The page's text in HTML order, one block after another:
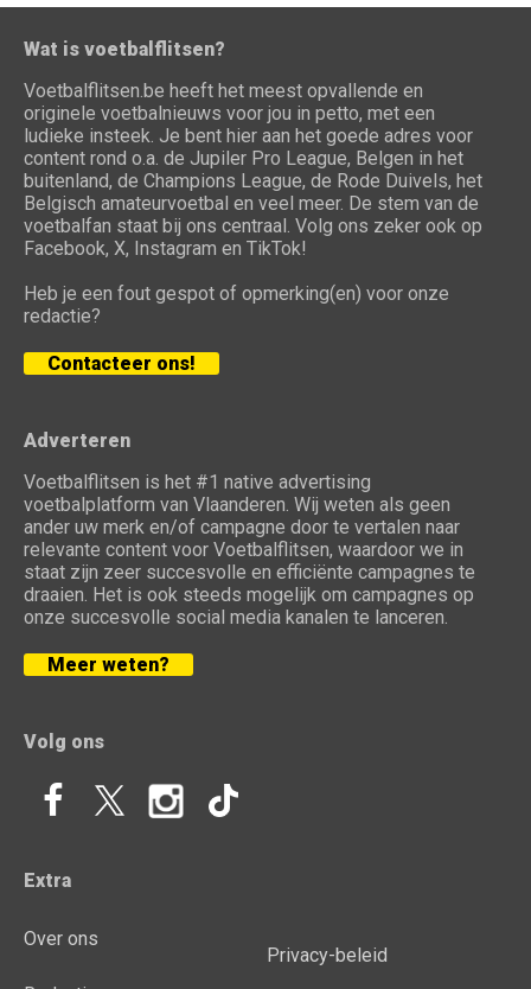
Wat is voetbalflitsen?
Voetbalflitsen.be heeft het meest opvallende en
originele voetbalnieuws voor jou in petto, met een
ludieke insteek. Je bent hier aan het goede adres voor
content rond o.a. de Jupiler Pro League, Belgen in het
buitenland, de Champions League, de Rode Duivels, het
Belgisch amateurvoetbal en veel meer. De stem van de
voetbalfan staat bij ons centraal. Volg ons zeker ook op
Facebook, X, Instagram en TikTok!
Heb je een fout gespot of opmerking(en) voor onze
redactie?
Contacteer ons!
Adverteren
Voetbalflitsen is het #1 native advertising
voetbalplatform van Vlaanderen. Wij weten als geen
ander uw merk en/of campagne door te vertalen naar
relevante content voor Voetbalflitsen, waardoor we in
staat zijn zeer succesvolle en efficiënte campagnes te
draaien. Het is ook steeds mogelijk om campagnes op
onze succesvolle social media kanalen te lanceren.
Meer weten?
Volg ons
Extra
Over ons
Privacy-beleid